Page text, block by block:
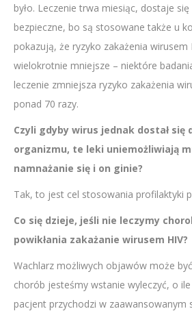
było. Leczenie trwa miesiąc, dostaje
bezpieczne, bo są stosowane także u
pokazują, że ryzyko zakażenia wirusem
wielokrotnie mniejsze – niektóre
leczenie zmniejsza ryzyko zakażenia
ponad 70 razy.
Czyli gdyby wirus jednak dostał się
organizmu, te leki uniemożliwiają
namnażanie się i on ginie?
Tak, to jest cel stosowania profilaktyki
Co się dzieje, jeśli nie leczymy
powikłania zakażanie wirusem HIV?
Wachlarz możliwych objawów może
chorób jesteśmy wstanie wyleczyć, o
pacjent przychodzi w zaawansowanym